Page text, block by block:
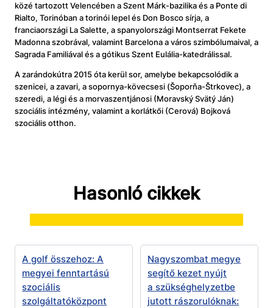
közé tartozott Velencében a Szent Márk-bazilika és a Ponte di
Rialto, Torinóban a torinói lepel és Don Bosco sírja, a
franciaországi La Salette, a spanyolországi Montserrat Fekete
Madonna szobrával, valamint Barcelona a város szimbólumaival, a
Sagrada Familiával és a gótikus Szent Eulália-katedrálissal.
A zarándokútra 2015 óta kerül sor, amelybe bekapcsolódik a
szenicei, a zavari, a sopornya-kövecsesi (Šoporňa-Štrkovec), a
szeredi, a légi és a morvaszentjánosi (Moravský Svätý Ján)
szociális intézmény, valamint a korlátkői (Cerová) Bojková
szociális otthon.
Hasonló cikkek
A golf összehoz: A
megyei fenntartású
szociális
szolgáltatóközpont
Nagyszombat megye
segítő kezet nyújt
a szükséghelyzetbe
jutott rászorulóknak: